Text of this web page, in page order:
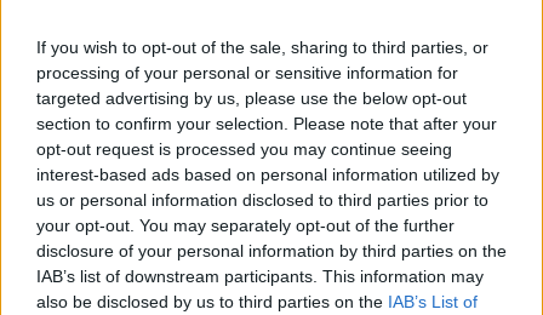
If you wish to opt-out of the sale, sharing to third parties, or
processing of your personal or sensitive information for
targeted advertising by us, please use the below opt-out
section to confirm your selection. Please note that after your
opt-out request is processed you may continue seeing
interest-based ads based on personal information utilized by
us or personal information disclosed to third parties prior to
your opt-out. You may separately opt-out of the further
disclosure of your personal information by third parties on the
IAB’s list of downstream participants. This information may
also be disclosed by us to third parties on the IAB’s List of
kezdeményezés több mint 120000 emberhez jutott már el. Az
érdeklődők örömmel fogadták, hogy már kutyával is
megtekinthetik a múzeumot, és pozitív előrelépésnek tartják,
hogy Magyarországon is teret nyert az efféle változtatás.